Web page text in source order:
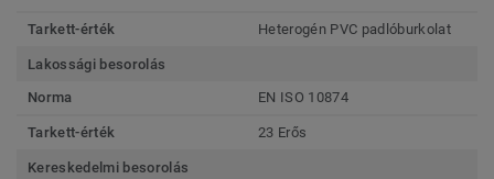
Tarkett-érték Heterogén PVC padlóburkolat
Lakossági besorolás
Norma
EN ISO 10874
Tarkett-érték 23 Erős
Kereskedelmi besorolás